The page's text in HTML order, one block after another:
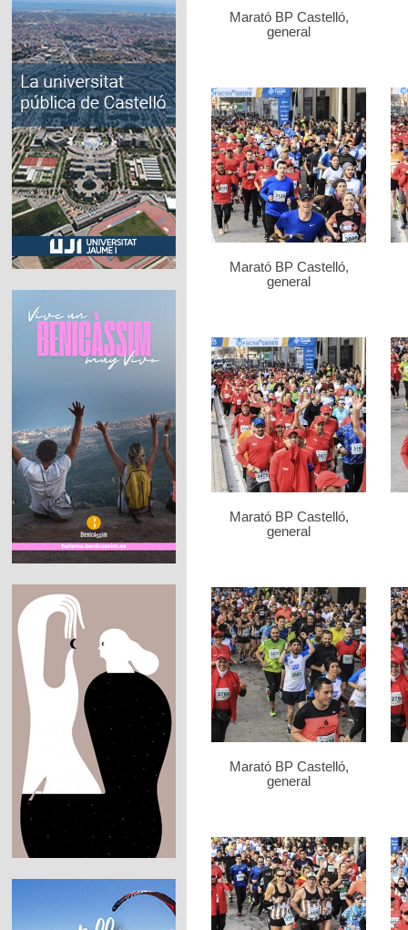
Marató BP Castelló,
general
Marató BP Castelló,
general
Marató BP Castelló,
general
Marató BP Castelló,
general